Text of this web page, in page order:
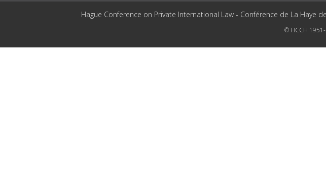
Hague Conference on Private International Law - Conférence de La
© HCCH